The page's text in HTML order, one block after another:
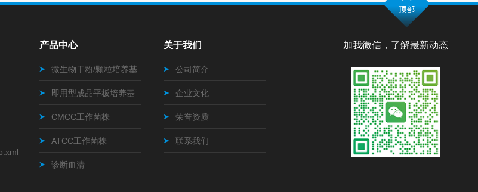
加我微信，了解最新动态
产品中心
微生物干粉/颗粒培养基
即用型成品平板培养基
CMCC工作菌株
ATCC工作菌株
诊断血清
关于我们
公司简介
企业文化
荣誉资质
联系我们